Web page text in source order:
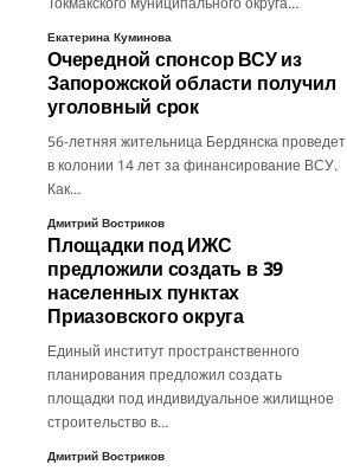
Екатерина Куминова
Очередной спонсор ВСУ из
Запорожской области получил
уголовный срок
56-летняя жительница Бердянска проведет
в колонии 14 лет за финансирование ВСУ.
Как…
Дмитрий Востриков
Площадки под ИЖС
предложили создать в 39
населенных пунктах
Приазовского округа
Единый институт пространственного
планирования предложил создать
площадки под индивидуальное жилищное
строительство в…
Дмитрий Востриков